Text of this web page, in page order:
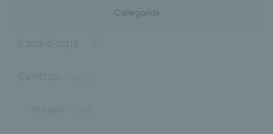
Cardiología
Centros
Burgos